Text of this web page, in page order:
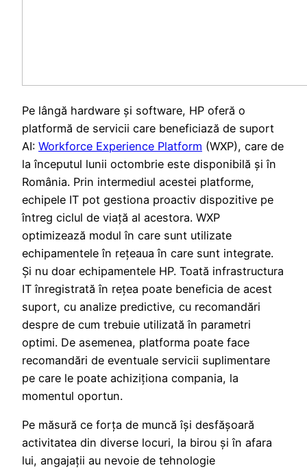
Pe lângă hardware și software, HP oferă o
platformă de servicii care beneficiază de suport
AI: Workforce Experience Platform (WXP), care de
la începutul lunii octombrie este disponibilă și în
România. Prin intermediul acestei platforme,
echipele IT pot gestiona proactiv dispozitive pe
întreg ciclul de viață al acestora. WXP
optimizează modul în care sunt utilizate
echipamentele în rețeaua în care sunt integrate.
Și nu doar echipamentele HP. Toată infrastructura
IT înregistrată în rețea poate beneficia de acest
suport, cu analize predictive, cu recomandări
despre de cum trebuie utilizată în parametri
optimi. De asemenea, platforma poate face
recomandări de eventuale servicii suplimentare
pe care le poate achiziționa compania, la
momentul oportun.
Pe măsură ce forța de muncă își desfășoară
activitatea din diverse locuri, la birou și în afara
lui, angajații au nevoie de tehnologie